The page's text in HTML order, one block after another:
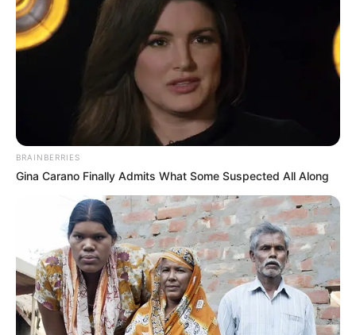
BRAINBERRIES
Gina Carano Finally Admits What Some Suspected All Along